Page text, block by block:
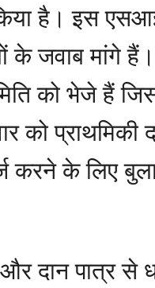
है। इस
के जवाब मांगे
को भेजे हैं
को प्राथमिकी
करने के लिए
दान पात्र से